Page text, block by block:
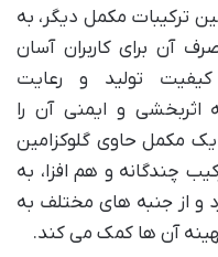
ترکیبات مکمل دیگر، به
برای کاربران آسان
تولید و رعایت
اثربخشی و ایمنی آن را
مکمل حاوی گلوکزامین
چندگانه و هم افزا، به
و از جنبه های مختلف به
آن ها کمک می کند.